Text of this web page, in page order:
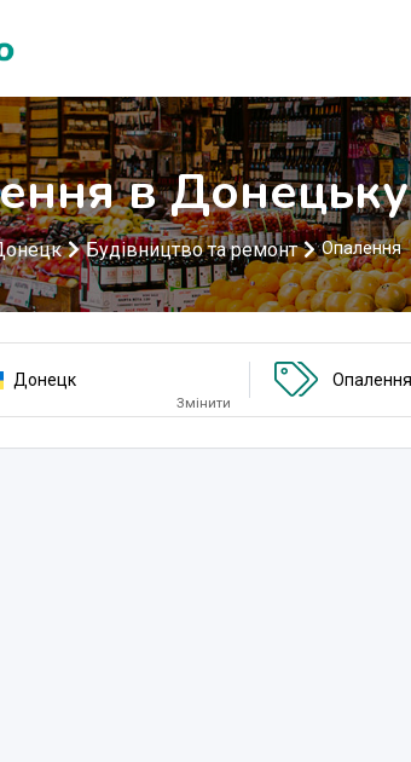
в Донецьку
Будівництво та ремонт Опалення
Донецк
Змінити
Опалення